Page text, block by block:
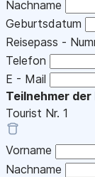
Nachname
Geburtsdatum
Reisepass -
Telefon
E - Mail
Teilnehmer der
Tourist Nr. 1
Vorname
Nachname